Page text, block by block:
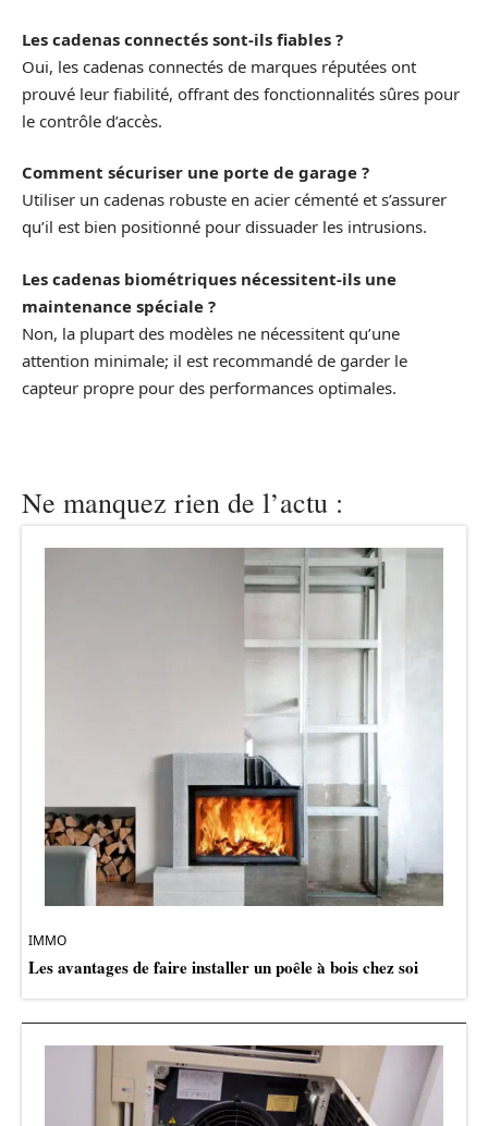
Les cadenas connectés sont-ils fiables ?
Oui, les cadenas connectés de marques réputées ont
prouvé leur fiabilité, offrant des fonctionnalités sûres pour
le contrôle d’accès.
Comment sécuriser une porte de garage ?
Utiliser un cadenas robuste en acier cémenté et s’assurer
qu’il est bien positionné pour dissuader les intrusions.
Les cadenas biométriques nécessitent-ils une
maintenance spéciale ?
Non, la plupart des modèles ne nécessitent qu’une
attention minimale; il est recommandé de garder le
capteur propre pour des performances optimales.
Ne manquez rien de l’actu :
IMMO
Les avantages de faire installer un poêle à bois chez soi